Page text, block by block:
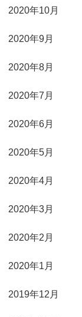
2020年10月
2020年9月
2020年8月
2020年7月
2020年6月
2020年5月
2020年4月
2020年3月
2020年2月
2020年1月
2019年12月